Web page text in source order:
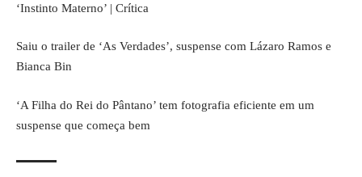
‘Instinto Materno’ | Crítica
Saiu o trailer de ‘As Verdades’, suspense com Lázaro Ramos e
Bianca Bin
‘A Filha do Rei do Pântano’ tem fotografia eficiente em um
suspense que começa bem